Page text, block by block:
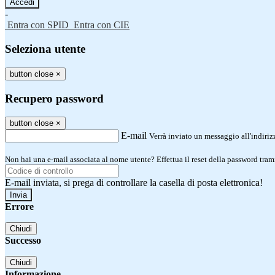
-
Entra con SPID Entra con CIE
Seleziona utente
button close ×
Recupero password
button close ×
E-mail Verrà inviato un messaggio
Non hai una e-mail associata al nome utente? Effettua il reset della password
E-mail inviata, si prega di controllare la casella di posta elettronica!
Errore
Chiudi
Successo
Chiudi